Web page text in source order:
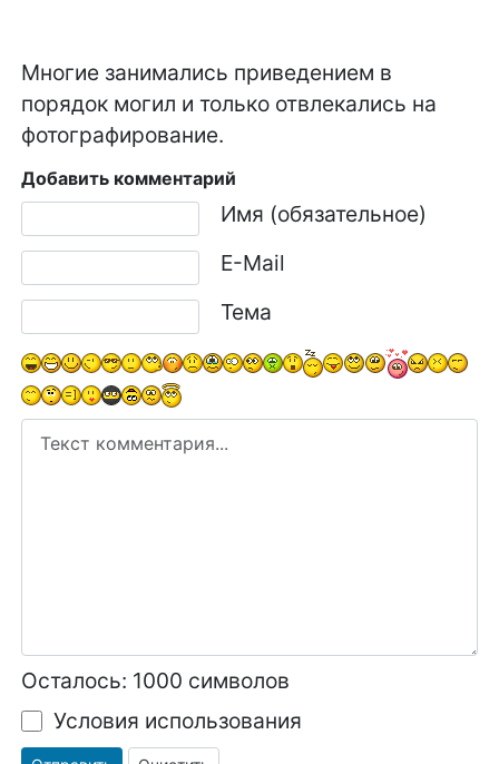
Многие занимались приведением в
порядок могил и только отвлекались на
фотографирование.
Добавить комментарий
Имя (обязательное)
E-Mail
Тема
Текст комментария
Осталось: 1000 символов
Условия использования